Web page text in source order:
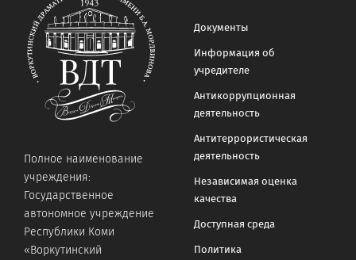
Полное наименование
учреждения:
Государственное
автономное учреждение
Республики Коми
«Воркутинский
Документы
Информация об
учредителе
Антикоррупционная
деятельность
Антитеррористическая
деятельность
Независимая оценка
качества
Доступная среда
Политика